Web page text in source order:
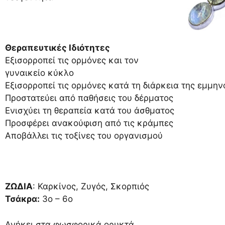
Θεραπευτικές Ιδιότητες
Εξισορροπεί τις ορμόνες και τον
γυναικείο κύκλο
Εξισορροπεί τις ορμόνες κατά τη διάρκεια της
Προστατεύει από παθήσεις του δέρματος
Ενισχύει τη θεραπεία κατά του άσθματος
Προσφέρει ανακούφιση από τις κράμπες
Αποβάλλει τις τοξίνες του οργανισμού
ΖΩΔΙΑ: Καρκίνος, Ζυγός, Σκορπιός
Τσάκρα: 3ο – 6ο